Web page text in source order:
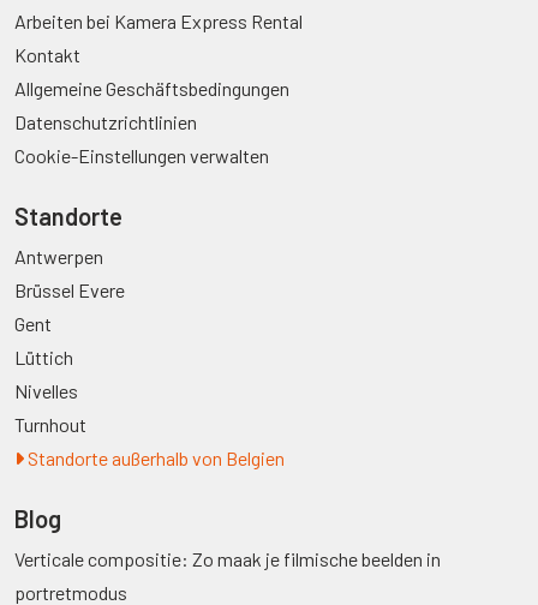
Arbeiten bei Kamera Express Rental
Kontakt
Allgemeine Geschäftsbedingungen
Datenschutzrichtlinien
Cookie-Einstellungen verwalten
Standorte
Antwerpen
Brüssel Evere
Gent
Lüttich
Nivelles
Turnhout
Standorte außerhalb von Belgien
Blog
Verticale compositie: Zo maak je filmische beelden in
portretmodus